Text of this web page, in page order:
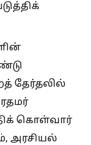
தேர்தலில்
கொள்வார்
அரசியல்